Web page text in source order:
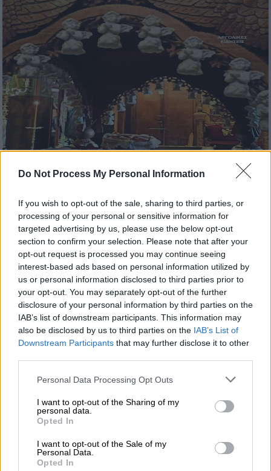
Do Not Process My Personal Information
If you wish to opt-out of the sale, sharing to third parties, or
processing of your personal or sensitive information for
targeted advertising by us, please use the below opt-out
section to confirm your selection. Please note that after your
opt-out request is processed you may continue seeing
interest-based ads based on personal information utilized by
us or personal information disclosed to third parties prior to
your opt-out. You may separately opt-out of the further
disclosure of your personal information by third parties on the
IAB’s list of downstream participants. This information may
also be disclosed by us to third parties on the IAB’s List of
Downstream Participants that may further disclose it to other
Please note that this website/app uses one or more Google
not limited to your visit or usage behaviour. You may click to
grant or deny consent to Google and its third-party tags to
use your data for below specified purposes in below Google
consent section.
Personal Data Processing Opt Outs
I want to opt-out of the Sharing of my
personal data.
Opted In
I want to opt-out of the Sale of my
Personal Data.
Opted In
Προσθέστε το ΕΘΝΟΣ στη Google
ΟΕπιτάφιος στην ΠαναγίαΦανερωμένη
Χιλιομοδίου στολίστηκε με λευκά
λουλούδιακαι 57 αγγελάκια για τα θύματα
της εθνικής τραγωδίας σταΤέμπη. Ενάμιση
μήνα μετά το σιδηροδρομικό δυστύχημα που
συντάραξε τη χώρα, κανείς στην περιοχή δεν
ξεχνάειτα θύματα της συμφοράς, τους
ανθρώπους που έφυγαν τόσα άδικα, πρόωρα
και αναπάντεχα από τη ζωή εκείνο το βράδυ
της 28ης Φεβρουαρίου.
Στην Ιερά Μονή Παναγίας Φανερωμένης
Χιλιομοδίουο φετινός επιτάφιος είναι
σιδηροδρομικού δυστυχήματος στα Τέμπη.
Οι εθελόντριες στόλισαν τον επιτάφιο με